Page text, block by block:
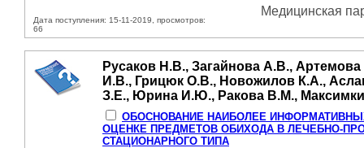
Дата поступления: 15-11-2019, просмотров:
66
Медицинская
Русаков Н.В., Загайнова А.В.,
И.В., Грицюк О.В., Новожилов К.А.,
З.Е., Юрина И.Ю., Ракова В.М.,
ОБОСНОВАНИЕ НАИБОЛЕЕ
ОЦЕНКЕ ПРЕДМЕТОВ ОБИХОДА В ЛЕЧЕБНО-
СТАЦИОНАРНОГО ТИПА